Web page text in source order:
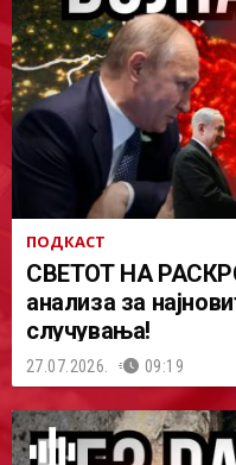
ПОДКАСТ
СВЕТОТ НА
анализа за
случувања!
27.07.2026. 09:19